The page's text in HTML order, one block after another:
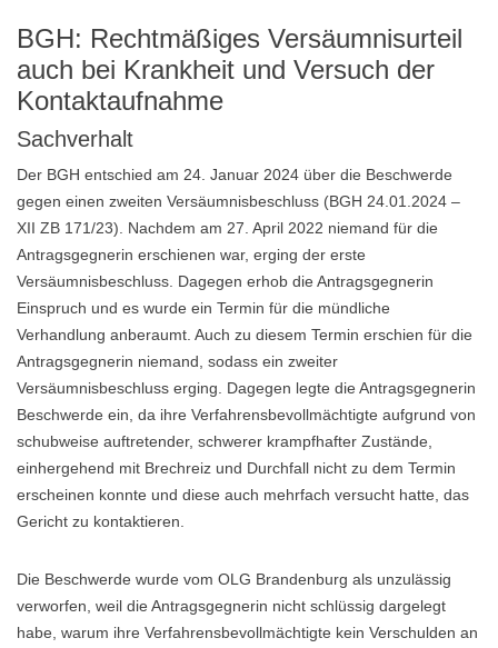
BGH: Rechtmäßiges Versäumnisurteil
auch bei Krankheit und Versuch der
Kontaktaufnahme
Sachverhalt
Der BGH entschied am 24. Januar 2024 über die Beschwerde
gegen einen zweiten Versäumnisbeschluss (BGH 24.01.2024 –
XII ZB 171/23). Nachdem am 27. April 2022 niemand für die
Antragsgegnerin erschienen war, erging der erste
Versäumnisbeschluss. Dagegen erhob die Antragsgegnerin
Einspruch und es wurde ein Termin für die mündliche
Verhandlung anberaumt. Auch zu diesem Termin erschien für die
Antragsgegnerin niemand, sodass ein zweiter
Versäumnisbeschluss erging. Dagegen legte die Antragsgegnerin
Beschwerde ein, da ihre Verfahrensbevollmächtigte aufgrund von
schubweise auftretender, schwerer krampfhafter Zustände,
einhergehend mit Brechreiz und Durchfall nicht zu dem Termin
erscheinen konnte und diese auch mehrfach versucht hatte, das
Gericht zu kontaktieren.
Die Beschwerde wurde vom OLG Brandenburg als unzulässig
verworfen, weil die Antragsgegnerin nicht schlüssig dargelegt
habe, warum ihre Verfahrensbevollmächtigte kein Verschulden an